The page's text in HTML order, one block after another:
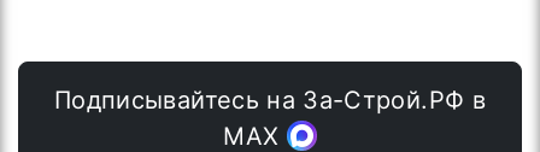
Подписывайтесь на За-Строй.РФ в
МАХ